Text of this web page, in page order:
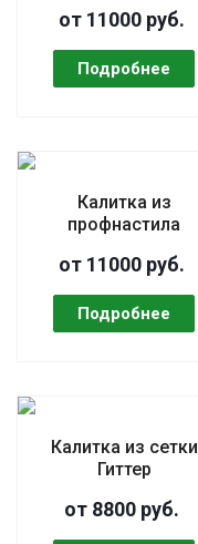
от 11000 руб.
Калитка из
профнастила
от 11000 руб.
Калитка из сетки
Гиттер
от 8800 руб.